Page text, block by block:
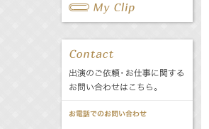
Radio
グループ
キャスター/レポーター
バラエティ 声優
All 関連事業
公式サービス